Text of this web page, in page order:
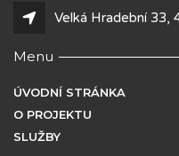
Velká Hradební 33,
Menu
ÚVODNÍ STRÁNKA
O PROJEKTU
SLUŽBY